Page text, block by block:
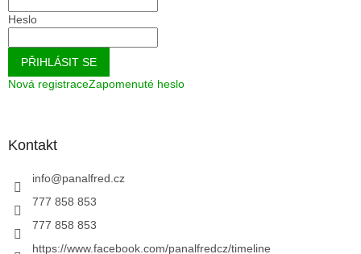
Heslo
PŘIHLÁSIT SE
Nová registraceZapomenuté heslo
Kontakt
info@panalfred.cz
777 858 853
777 858 853
https://www.facebook.com/panalfredcz/timeline